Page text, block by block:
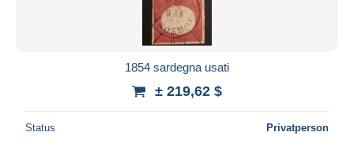
1854 sardegna usati
± 219,62 $
Status Privatperson